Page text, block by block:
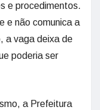
e procedimentos.
e não comunica a
a vaga deixa de
poderia ser
a Prefeitura